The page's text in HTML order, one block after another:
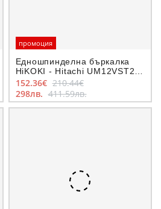
промоция
Едношпинделна бъркалка
HiKOKI - Hitachi UM12VST2,
1200 W, захват M14
152.36€ 210.44€
298лв. 411.59лв.